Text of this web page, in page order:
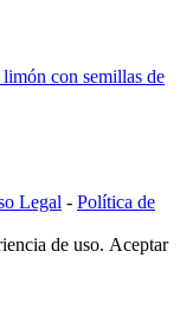
limón con semillas de
Legal - Política de
de uso. Aceptar